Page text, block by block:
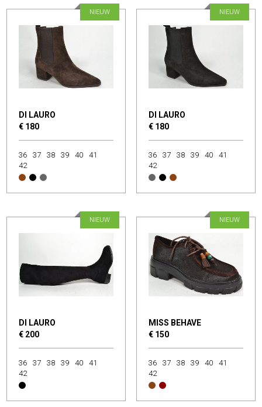
DI LAURO
€ 180
NIEUW
36 37 38 39 40
41
42
DI LAURO
€ 180
NIEUW
36 37 38 39 40
41
42
DI LAURO
€ 200
NIEUW
36 37 38 39 40
41
42
MISS BEHAVE
€ 150
NIEUW
36 37 38 39 40
41
42